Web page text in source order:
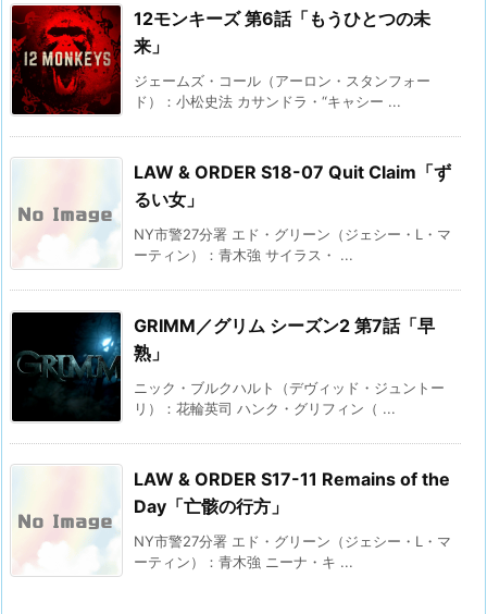
12モンキーズ 第6話「もうひとつの未
来」
ジェームズ・コール（アーロン・スタンフォー
ド）：小松史法 カサンドラ・“キャシー ...
LAW & ORDER S18-07 Quit Claim「ず
るい女」
NY市警27分署 エド・グリーン（ジェシー・L・マ
ーティン）：青木強 サイラス・ ...
GRIMM／グリム シーズン2 第7話「早
熟」
ニック・ブルクハルト（デヴィッド・ジュントー
リ）：花輪英司 ハンク・グリフィン（ ...
LAW & ORDER S17-11 Remains of the
Day「亡骸の行方」
NY市警27分署 エド・グリーン（ジェシー・L・マ
ーティン）：青木強 ニーナ・キ ...